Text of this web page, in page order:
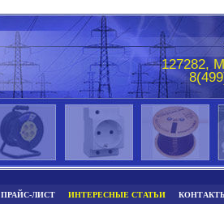
127282,
ПРАЙС-ЛИСТ ИНТЕРЕСНЫЕ СТАТЬИ